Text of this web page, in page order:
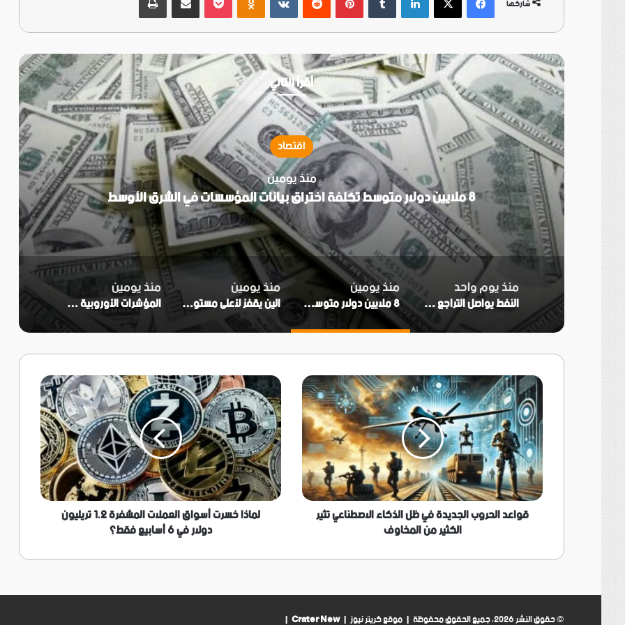
شاركها
أقرأ التالي
اقتصاد
منذ يومين
8 ملايين دولار متوسط تكلفة اختراق بيانات المؤسسات في الشرق الأوسط
منذ يوم واحد
النفط يواصل التراجع مع ترقب نتيجة محادثات أمريكا وإيران
منذ يومين
8 ملايين دولار متوسط تكلفة اختراق بيانات المؤسسات في الشرق الأوسط
منذ يومين
الين يقفز لأعلى مستوى في 3 أشهر
منذ يومين
المؤشرات الأوروبية خضراء وسط ترقب أرباح الشركات
قواعد
الحروب
الجديدة
في
ظل
الذكاء
الاصطناعي
تثير
الكثير
المخاوف
قواعد الحروب الجديدة في ظل الذكاء الاصطناعي تثير
الكثير من المخاوف
لماذا
خسرت
أسواق
العملات
المشفرة
1.2
تريليون
دولار
في
أسابيع لماذا خسرت أسواق العملات المشفرة 1.2 تريليون
دولار في 6 أسابيع فقط؟
© حقوق النشر 2026، جميع الحقوق محفوظة | موقع كريتر نيوز | Crater New
|